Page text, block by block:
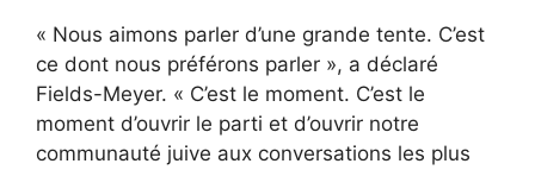
« Nous aimons parler d’une grande tente. C’est
ce dont nous préférons parler », a déclaré
Fields-Meyer. « C’est le moment. C’est le
moment d’ouvrir le parti et d’ouvrir notre
communauté juive aux conversations les plus